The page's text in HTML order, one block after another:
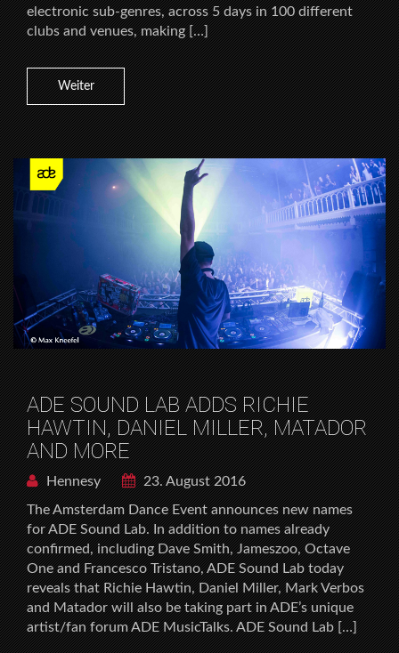
electronic sub-genres, across 5 days in 100 different
clubs and venues, making […]
Weiter
ADE SOUND LAB ADDS RICHIE
HAWTIN, DANIEL MILLER, MATADOR
AND MORE
Hennesy
23. August 2016
The Amsterdam Dance Event announces new names
for ADE Sound Lab. In addition to names already
confirmed, including Dave Smith, Jameszoo, Octave
One and Francesco Tristano, ADE Sound Lab today
reveals that Richie Hawtin, Daniel Miller, Mark Verbos
and Matador will also be taking part in ADE’s unique
artist/fan forum ADE MusicTalks. ADE Sound Lab […]